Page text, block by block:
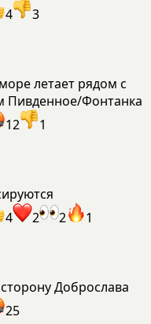
4 3
летает рядом с
Пивденное/Фонтанка
12 1
4 2 2 1
Доброслава
25